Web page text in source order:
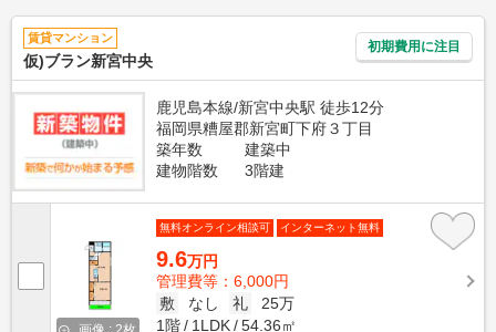
賃貸マンション
仮)ブラン新宮中央
初期費用に注目
鹿児島本線/新宮中央駅 徒歩12分
福岡県糟屋郡新宮町下府３丁目
築年数
建築中
建物階数
3階建
無料オンライン相談可 インターネット無料
9.6万円
管理費等：6,000円
敷
なし 礼
25万
1階
1LDK 54.36㎡